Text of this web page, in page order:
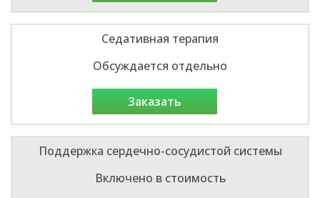
Седативная терапия
Обсуждается отдельно
заказать
Поддержка сердечно-сосудистой системы
Включено в стоимость